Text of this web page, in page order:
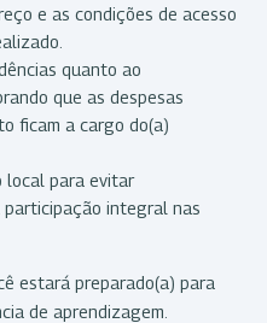
e as condições de acesso
quanto ao
que as despesas
ficam a cargo do(a)
local para evitar
integral nas
estará preparado(a) para
de aprendizagem.